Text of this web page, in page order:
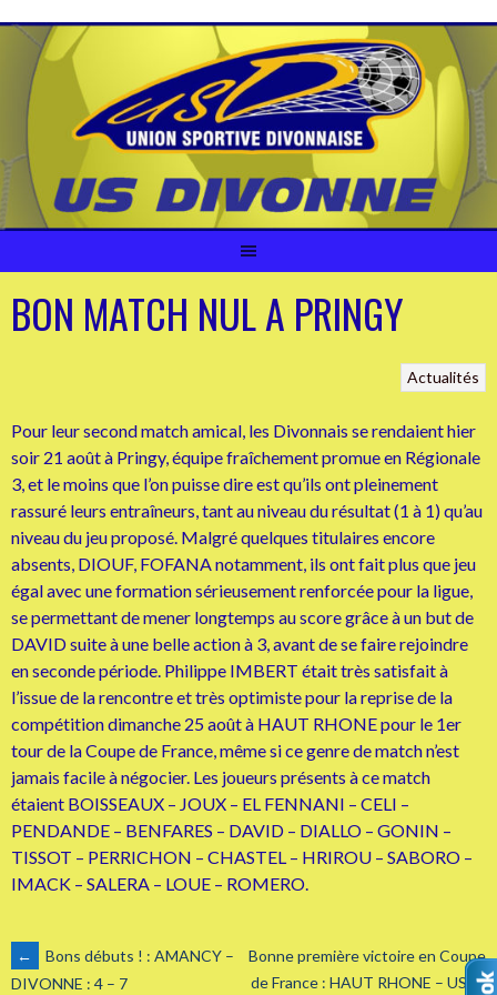
contenu
BON MATCH NUL A PRINGY
Actualités
Pour leur second match amical, les Divonnais se rendaient hier
soir 21 août à Pringy, équipe fraîchement promue en Régionale
3, et le moins que l’on puisse dire est qu’ils ont pleinement
rassuré leurs entraîneurs, tant au niveau du résultat (1 à 1) qu’au
niveau du jeu proposé. Malgré quelques titulaires encore
absents, DIOUF, FOFANA notamment, ils ont fait plus que jeu
égal avec une formation sérieusement renforcée pour la ligue,
se permettant de mener longtemps au score grâce à un but de
DAVID suite à une belle action à 3, avant de se faire rejoindre
en seconde période. Philippe IMBERT était très satisfait à
l’issue de la rencontre et très optimiste pour la reprise de la
compétition dimanche 25 août à HAUT RHONE pour le 1er
tour de la Coupe de France, même si ce genre de match n’est
jamais facile à négocier. Les joueurs présents à ce match
étaient BOISSEAUX – JOUX – EL FENNANI – CELI –
PENDANDE – BENFARES – DAVID – DIALLO – GONIN –
TISSOT – PERRICHON – CHASTEL – HRIROU – SABORO –
IMACK – SALERA – LOUE – ROMERO.
NAVIGATION
←
Bons débuts ! : AMANCY –
DIVONNE : 4 – 7
Bonne première victoire en Coupe
de France : HAUT RHONE – USD :